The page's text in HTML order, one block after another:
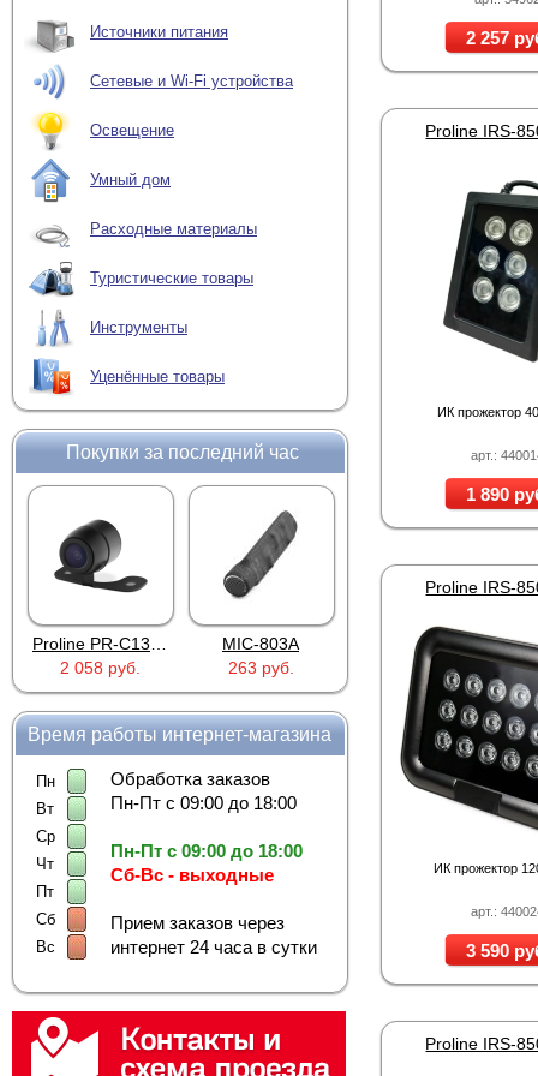
Источники питания
Сетевые и Wi-Fi устройства
Освещение
Умный дом
Расходные материалы
Туристические товары
Инструменты
Уценённые товары
Покупки за последний час
2 058 руб.
MIC-803A
263 руб.
4PIN(п)/2RCA(м)+DJK-11(п)
386 руб.
Время работы интернет-магазина
Пн
Вт
Ср
Чт
Пт
Сб
Вс
Обработка заказов
Пн-Пт с 09:00 до 18:00
Пн-Пт с 09:00 до 18:00
Сб-Вс - выходные
Прием заказов через
интернет 24 часа в сутки
В актуальном
подсветки, а также
метров, а более
Как выбрать
прожектора с
оставить края
необходимую
Дальность ИК-
помещения может
прожектор.
Угол излучения.
подходят
При
Условия установки.
соответствующие
Совместимость с
и поддерживать
Зачем нужна
всегда
необходимости
неравномерную
оптимально
Внешняя ИК-
нового комплекса
видеорегистраторы
видеонаблюдения
Где
в системах
на парковках и
на складах и
в магазинах,
для наблюдения за
для усиления
2 257
арт.:
Proline IRS-
ИК прожектор
1 890
арт.:
Proline IRS-
ИК прожектор
3 590
Proline IRS-